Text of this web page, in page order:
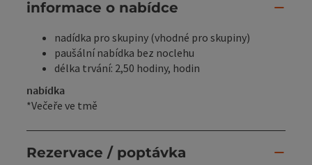
informace o nabídce
nadídka pro skupiny (vhodné pro skupiny)
paušální nabídka bez noclehu
délka trvání: 2,50 hodiny, hodin
nabídka
*Večeře ve tmě
Rezervace / poptávka